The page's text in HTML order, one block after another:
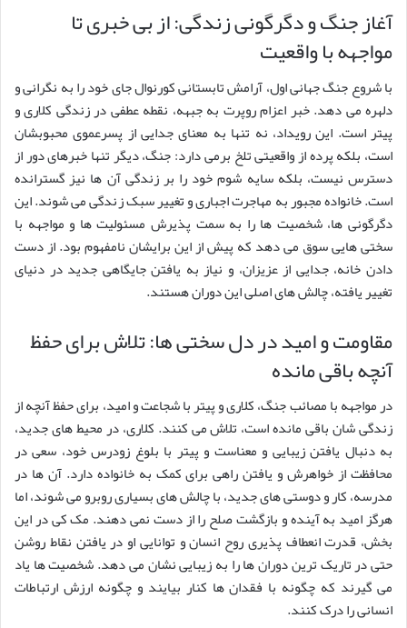
آغاز جنگ و دگرگونی زندگی: از بی خبری تا
مواجهه با واقعیت
با شروع جنگ جهانی اول، آرامش تابستانی کورنوال جای خود را به نگرانی و
دلهره می دهد. خبر اعزام روپرت به جبهه، نقطه عطفی در زندگی کلاری و
پیتر است. این رویداد، نه تنها به معنای جدایی از پسرعموی محبوبشان
است، بلکه پرده از واقعیتی تلخ برمی دارد: جنگ، دیگر تنها خبرهای دور از
دسترس نیست، بلکه سایه شوم خود را بر زندگی آن ها نیز گسترانده
است. خانواده مجبور به مهاجرت اجباری و تغییر سبک زندگی می شوند. این
دگرگونی ها، شخصیت ها را به سمت پذیرش مسئولیت ها و مواجهه با
سختی هایی سوق می دهد که پیش از این برایشان نامفهوم بود. از دست
دادن خانه، جدایی از عزیزان، و نیاز به یافتن جایگاهی جدید در دنیای
تغییر یافته، چالش های اصلی این دوران هستند.
مقاومت و امید در دل سختی ها: تلاش برای حفظ
آنچه باقی مانده
در مواجهه با مصائب جنگ، کلاری و پیتر با شجاعت و امید، برای حفظ آنچه از
زندگی شان باقی مانده است، تلاش می کنند. کلاری، در محیط های جدید،
به دنبال یافتن زیبایی و معناست و پیتر با بلوغ زودرس خود، سعی در
محافظت از خواهرش و یافتن راهی برای کمک به خانواده دارد. آن ها در
مدرسه، کار و دوستی های جدید، با چالش های بسیاری روبرو می شوند، اما
هرگز امید به آینده و بازگشت صلح را از دست نمی دهند. مک کی در این
بخش، قدرت انعطاف پذیری روح انسان و توانایی او در یافتن نقاط روشن
حتی در تاریک ترین دوران ها را به زیبایی نشان می دهد. شخصیت ها یاد
می گیرند که چگونه با فقدان ها کنار بیایند و چگونه ارزش ارتباطات
انسانی را درک کنند.